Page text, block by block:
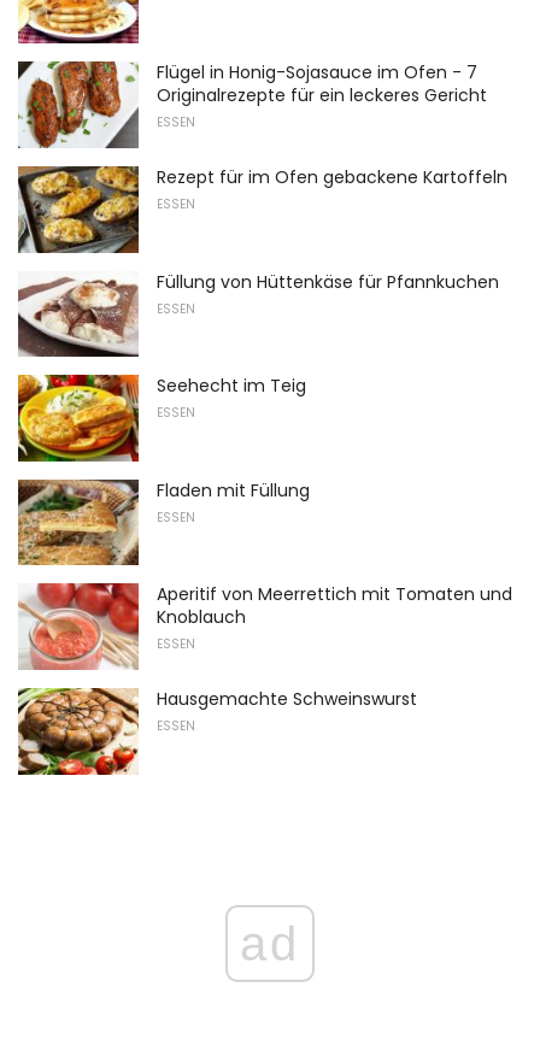
Flügel in Honig-Sojasauce im Ofen - 7
Originalrezepte für ein leckeres Gericht
ESSEN
Rezept für im Ofen gebackene Kartoffeln
ESSEN
Füllung von Hüttenkäse für Pfannkuchen
ESSEN
Seehecht im Teig
ESSEN
Fladen mit Füllung
ESSEN
Aperitif von Meerrettich mit Tomaten und
Knoblauch
ESSEN
Hausgemachte Schweinswurst
ESSEN
ad